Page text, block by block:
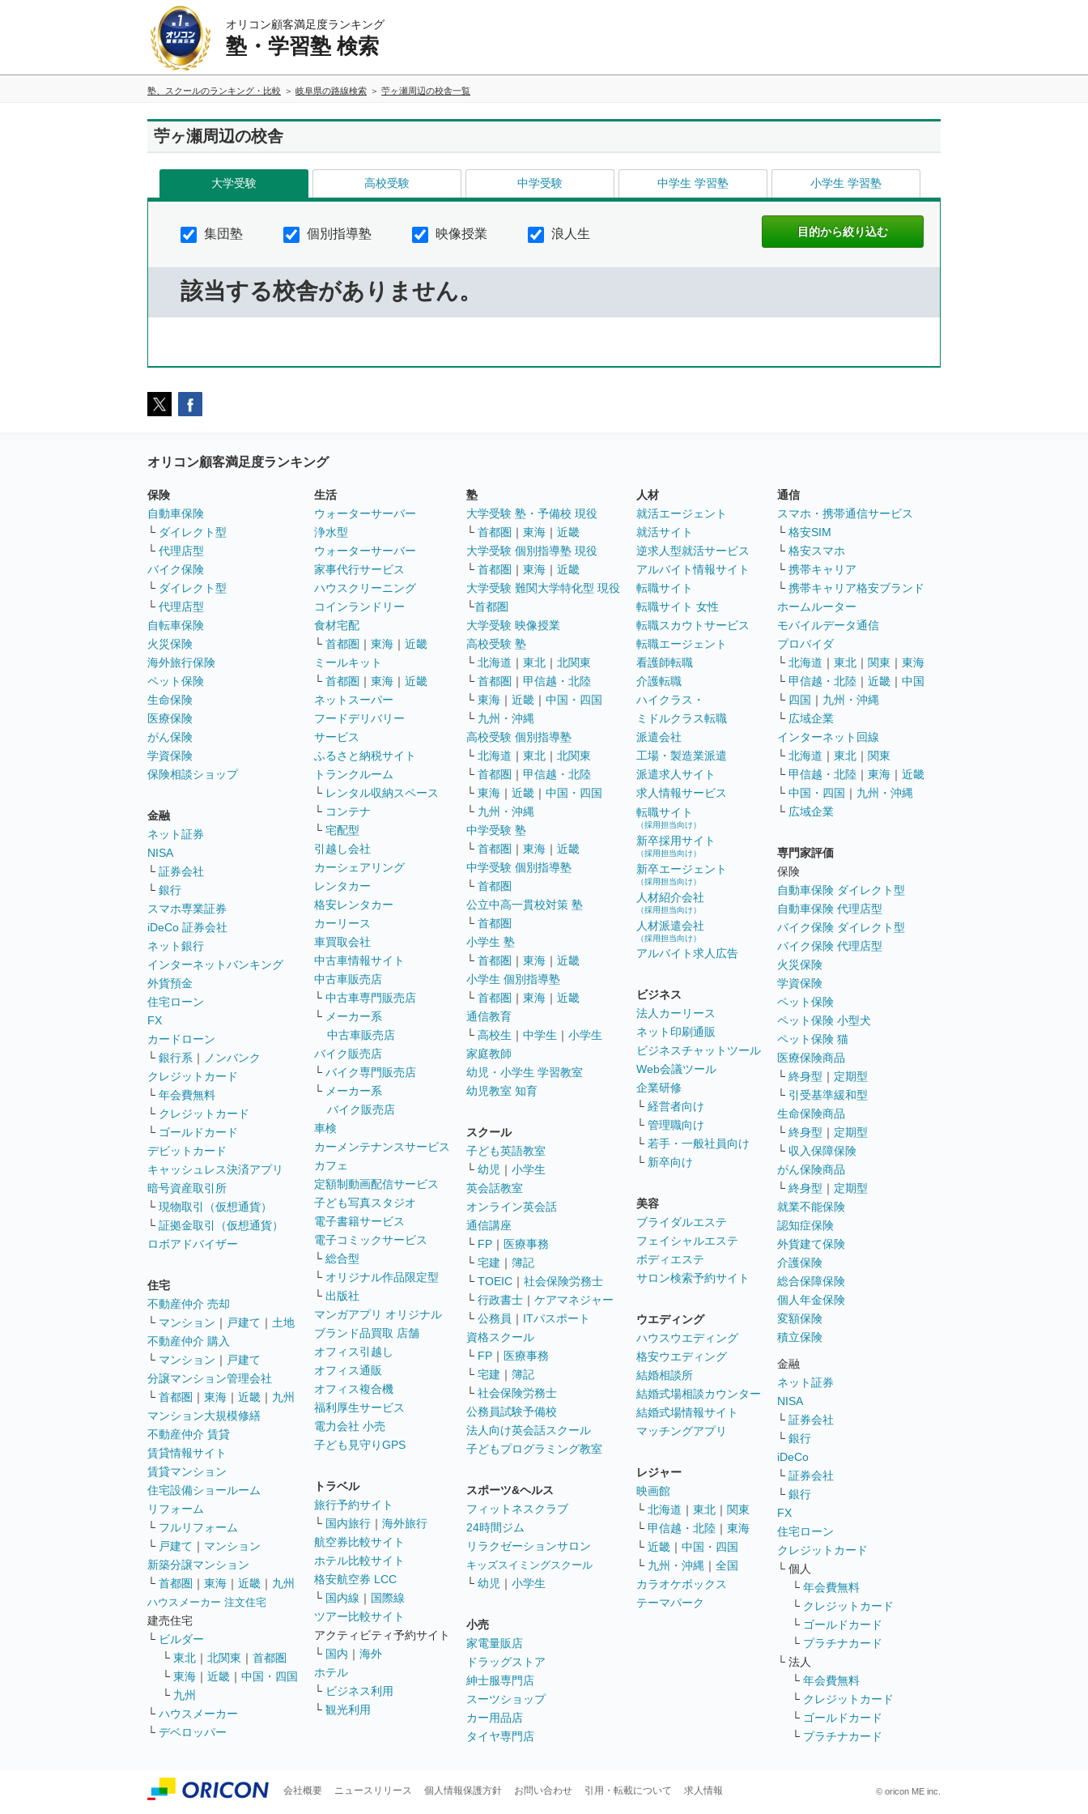
オリコン顧客満足度ランキング
塾・学習塾 検索
塾、スクールのランキング・比較 岐阜県の路線検索 苧ヶ瀬周辺の校舎一覧
苧ヶ瀬周辺の校舎
大学受験 高校受験 中学受験 中学生 学習塾 小学生 学習塾
集団塾 個別指導塾 映像授業 浪人生
該当する校舎がありません。
オリコン顧客満足度ランキング
保険
自動車保険
└ ダイレクト型
└ 代理店型
バイク保険
└ ダイレクト型
└ 代理店型
自転車保険
火災保険
海外旅行保険
ペット保険
生命保険
医療保険
がん保険
学資保険
保険相談ショップ
金融
ネット証券
NISA
└ 証券会社
└ 銀行
スマホ専業証券
iDeCo 証券会社
ネット銀行
インターネットバンキング
外貨預金
住宅ローン
FX
カードローン
└ 銀行系 ｜
ノンバンク
クレジットカード
└ 年会費無料
└ クレジットカード
└ ゴールドカード
デビットカード
キャッシュレス決済アプリ
暗号資産取引所
└ 現物取引（仮想通貨）
└ 証拠金取引（仮想通貨）
ロボアドバイザー
住宅
不動産仲介 売却
└ マンション ｜ 戸建て ｜ 土地
不動産仲介 購入
└ マンション ｜ 戸建て
分譲マンション管理会社
└ 首都圏 ｜ 東海 ｜ 近畿 ｜ 九州
マンション大規模修繕
不動産仲介 賃貸
賃貸情報サイト
賃貸マンション
住宅設備ショールーム
リフォーム
└ フルリフォーム
└ 戸建て ｜ マンション
新築分譲マンション
└ 首都圏 ｜ 東海 ｜ 近畿 ｜ 九州
ハウスメーカー 注文住宅
建売住宅
└ ビルダー
└ 東北 ｜ 北関東 ｜ 首都圏
└ 東海 ｜ 近畿 ｜ 中国・四国
└ 九州
└ ハウスメーカー
└ デベロッパー
生活
ウォーターサーバー
浄水型
ウォーターサーバー
家事代行サービス
ハウスクリーニング
コインランドリー
食材宅配
└ 首都圏 ｜ 東海 ｜ 近畿
ミールキット
└ 首都圏 ｜ 東海 ｜ 近畿
ネットスーパー
フードデリバリー
サービス
ふるさと納税サイト
トランクルーム
└ レンタル収納スペース
└ コンテナ
└ 宅配型
引越し会社
カーシェアリング
レンタカー
格安レンタカー
カーリース
車買取会社
中古車情報サイト
中古車販売店
└ 中古車専門販売店
└ メーカー系
中古車販売店
バイク販売店
└ バイク専門販売店
└ メーカー系
バイク販売店
車検
カーメンテナンスサービス
カフェ
定額制動画配信サービス
子ども写真スタジオ
電子書籍サービス
電子コミックサービス
└ 総合型
└ オリジナル作品限定型
└ 出版社
マンガアプリ オリジナル
ブランド品買取 店舗
オフィス引越し
オフィス通販
オフィス複合機
福利厚生サービス
電力会社 小売
子ども見守りGPS
トラベル
旅行予約サイト
└ 国内旅行 ｜ 海外旅行
航空券比較サイト
ホテル比較サイト
格安航空券 LCC
└ 国内線 ｜ 国際線
ツアー比較サイト
アクティビティ予約サイト
└ 国内 ｜ 海外
ホテル
└ ビジネス利用
└ 観光利用
塾
大学受験 塾・予備校 現役
└ 首都圏 ｜ 東海 ｜ 近畿
大学受験 個別指導塾 現役
└ 首都圏 ｜ 東海 ｜ 近畿
大学受験 難関大学特化型 現役
└首都圏
大学受験 映像授業
高校受験 塾
└ 北海道 ｜ 東北 ｜ 北関東
└ 首都圏 ｜ 甲信越・北陸
└ 東海 ｜ 近畿 ｜ 中国・四国
└ 九州・沖縄
高校受験 個別指導塾
└ 北海道 ｜ 東北 ｜ 北関東
└ 首都圏 ｜ 甲信越・北陸
└ 東海 ｜ 近畿 ｜ 中国・四国
└ 九州・沖縄
中学受験 塾
└ 首都圏 ｜ 東海 ｜ 近畿
中学受験 個別指導塾
└ 首都圏
公立中高一貫校対策 塾
└ 首都圏
小学生 塾
└ 首都圏 ｜ 東海 ｜ 近畿
小学生 個別指導塾
└ 首都圏 ｜ 東海 ｜ 近畿
通信教育
└ 高校生 ｜ 中学生 ｜ 小学生
家庭教師
幼児・小学生 学習教室
幼児教室 知育
スクール
子ども英語教室
└ 幼児 ｜ 小学生
英会話教室
オンライン英会話
通信講座
└ FP ｜ 医療事務
└ 宅建 ｜ 簿記
└ TOEIC ｜ 社会保険労務士
└ 行政書士 ｜ ケアマネジャー
└ 公務員 ｜ ITパスポート
資格スクール
└ FP ｜ 医療事務
└ 宅建 ｜ 簿記
└ 社会保険労務士
公務員試験予備校
法人向け英会話スクール
子どもプログラミング教室
スポーツ&ヘルス
フィットネスクラブ
24時間ジム
リラクゼーションサロン
キッズスイミングスクール
└ 幼児 ｜ 小学生
小売
家電量販店
ドラッグストア
紳士服専門店
スーツショップ
カー用品店
タイヤ専門店
人材
就活エージェント
就活サイト
逆求人型就活サービス
アルバイト情報サイト
転職サイト
転職サイト 女性
転職スカウトサービス
転職エージェント
看護師転職
介護転職
ハイクラス・
ミドルクラス転職
派遣会社
工場・製造業派遣
派遣求人サイト
求人情報サービス
転職サイト
（採用担当向け）
新卒採用サイト
（採用担当向け）
新卒エージェント
（採用担当向け）
人材紹介会社
（採用担当向け）
人材派遣会社
（採用担当向け）
アルバイト求人広告
ビジネス
法人カーリース
ネット印刷通販
ビジネスチャットツール
Web会議ツール
企業研修
└ 経営者向け
└ 管理職向け
└ 若手・一般社員向け
└ 新卒向け
美容
ブライダルエステ
フェイシャルエステ
ボディエステ
サロン検索予約サイト
ウエディング
ハウスウエディング
格安ウエディング
結婚相談所
結婚式場相談カウンター
結婚式場情報サイト
マッチングアプリ
レジャー
映画館
└ 北海道 ｜ 東北 ｜ 関東
└ 甲信越・北陸 ｜ 東海
└ 近畿 ｜ 中国・四国
└ 九州・沖縄 ｜ 全国
カラオケボックス
テーマパーク
通信
スマホ・携帯通信サービス
└ 格安SIM
└ 格安スマホ
└ 携帯キャリア
└ 携帯キャリア格安ブランド
ホームルーター
モバイルデータ通信
プロバイダ
└ 北海道 ｜ 東北 ｜ 関東 ｜ 東海
└ 甲信越・北陸 ｜ 近畿 ｜ 中国
└ 四国 ｜ 九州・沖縄
└ 広域企業
インターネット回線
└ 北海道 ｜ 東北 ｜ 関東
└ 甲信越・北陸 ｜ 東海 ｜ 近畿
└ 中国・四国 ｜ 九州・沖縄
└ 広域企業
専門家評価
保険
自動車保険 ダイレクト型
自動車保険 代理店型
バイク保険 ダイレクト型
バイク保険 代理店型
火災保険
学資保険
ペット保険
ペット保険 小型犬
ペット保険 猫
医療保険商品
└ 終身型 ｜ 定期型
└ 引受基準緩和型
生命保険商品
└ 終身型 ｜ 定期型
└ 収入保障保険
がん保険商品
└ 終身型 ｜ 定期型
就業不能保険
認知症保険
外貨建て保険
介護保険
総合保障保険
個人年金保険
変額保険
積立保険
金融
ネット証券
NISA
└ 証券会社
└ 銀行
iDeCo
└ 証券会社
└ 銀行
FX
住宅ローン
クレジットカード
└ 個人
└ 年会費無料
└ クレジットカード
└ ゴールドカード
└ プラチナカード
└ 法人
└ 年会費無料
└ クレジットカード
└ ゴールドカード
└ プラチナカード
会社概要 ニュースリリース 個人情報保護方針 お問い合わせ 引用・転載について 求人情報 © oricon ME inc.